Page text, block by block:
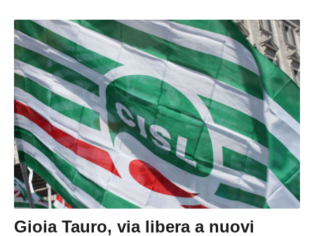
Gioia Tauro, via libera a nuovi